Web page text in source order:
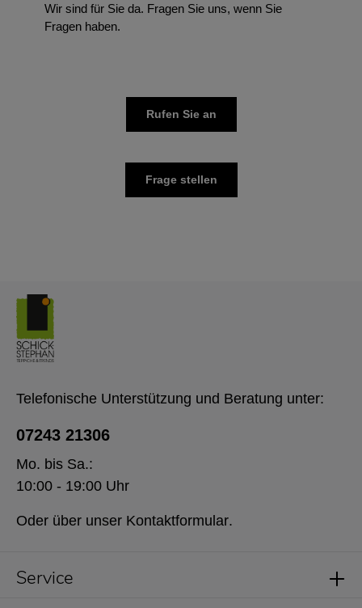
Wir sind für Sie da. Fragen Sie uns, wenn Sie
Fragen haben.
Rufen Sie an
Frage stellen
Service
Telefonische Unterstützung und Beratung unter:
07243 21306
Mo. bis Sa.:
10:00 - 19:00 Uhr
Oder über unser Kontaktformular.